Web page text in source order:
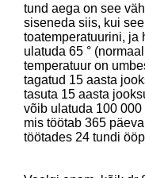
tund aega on see
siseneda siis, kui
toatemperatuurini, ja
ulatuda 65 °
temperatuur on
tagatud 15 aasta
tasuta 15 aasta
võib ulatuda 100
mis töötab 365
töötades 24 tundi